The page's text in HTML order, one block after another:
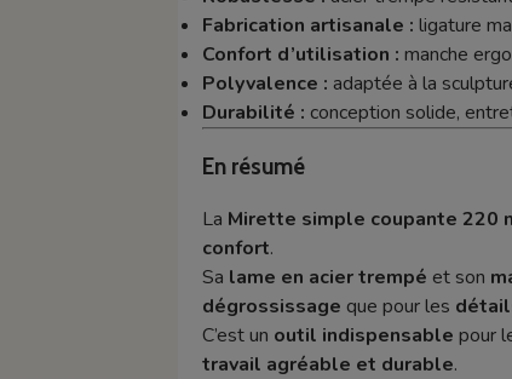
Fabrication artisanale : ligature
Confort d’utilisation : manche
Polyvalence : adaptée à la
Durabilité : conception solide,
En résumé
La Mirette simple coupante 220
confort.
Sa lame en acier trempé et son
dégrossissage que pour les
C’est un outil indispensable pour
travail agréable et durable.